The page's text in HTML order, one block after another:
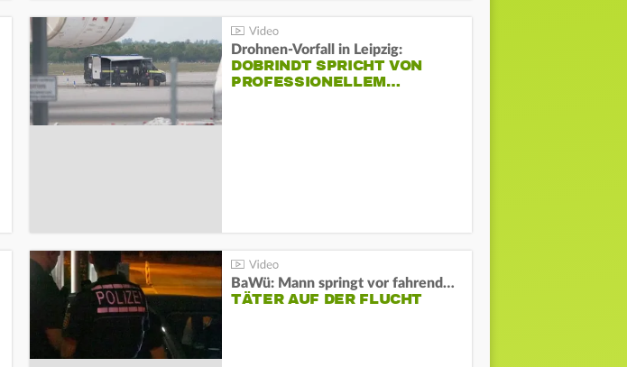
Drohnen-Vorfall in Leipzig:
DOBRINDT SPRICHT VON
PROFESSIONELLEM…
BaWü: Mann springt vor fahrendes Auto und schießt
TÄTER AUF DER FLUCHT